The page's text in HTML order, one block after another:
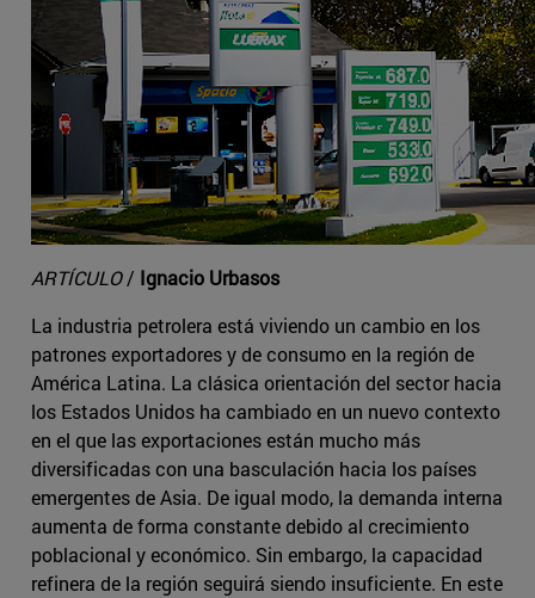
ARTÍCULO/ Ignacio Urbasos
La industria petrolera está viviendo un cambio en los
patrones exportadores y de consumo en la región de
América Latina. La clásica orientación del sector hacia
los Estados Unidos ha cambiado en un nuevo contexto
en el que las exportaciones están mucho más
diversificadas con una basculación hacia los países
emergentes de Asia. De igual modo, la demanda interna
aumenta de forma constante debido al crecimiento
poblacional y económico. Sin embargo, la capacidad
refinera de la región seguirá siendo insuficiente. En este